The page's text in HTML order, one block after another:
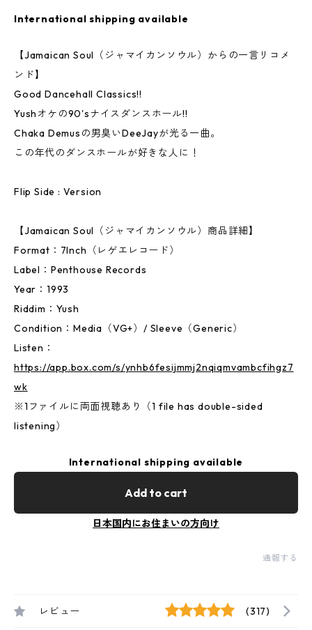
International shipping available
【Jamaican Soul（ジャマイカンソウル）からの一言リコメ
ンド】
Good Dancehall Classics!!
Yushオケの90'sナイスダンスホール!!
Chaka Demusの男臭いDeeJayが光る一曲。
この年代のダンスホールが好きな人に！
Flip Side : Version
【Jamaican Soul（ジャマイカンソウル）商品詳細】
Format：7Inch（レゲエレコード）
Label：Penthouse Records
Year：1993
Riddim：Yush
Condition：Media（VG+）/ Sleeve（Generic）
Listen：
https://app.box.com/s/ynhb6fesijmmj2nqiqmvambcfihgz7
wk
※1ファイルに両面視聴あり（1 file has double-sided
listening）
International shipping available
Add to cart
日本国内にお住まいの方向け
通報する
レビュー (317)